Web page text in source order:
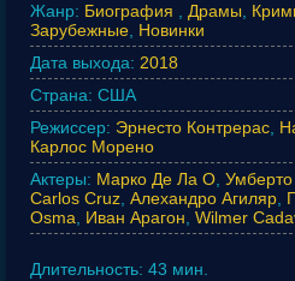
Жанр: Биография , Драмы,
Зарубежные, Новинки
Дата выхода: 2018
Страна: США
Режиссер: Эрнесто Контрерас,
Карлос Морено
Актеры: Марко Де Ла О, Умберто
Carlos Cruz, Алехандро Агиляр,
Osma, Иван Арагон, Wilmer
Длительность: 43 мин.